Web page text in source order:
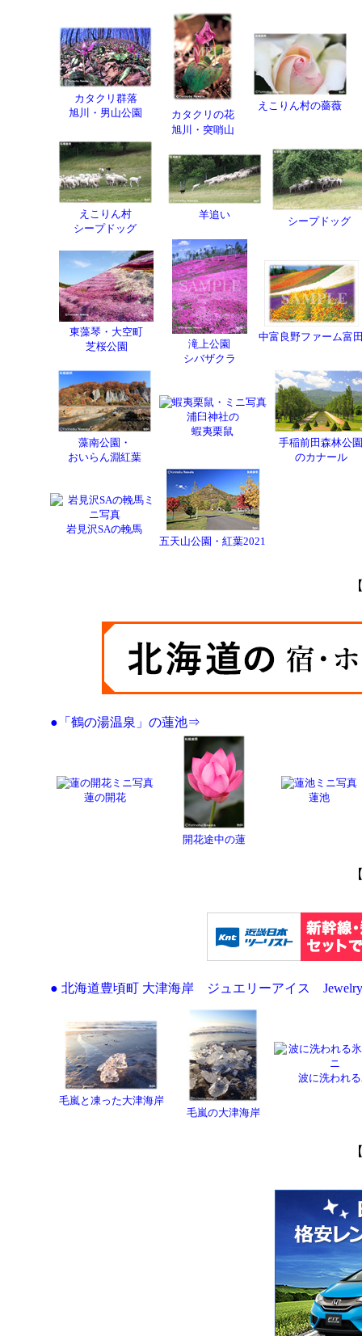
カタクリ群落
旭川・男山公園
カタクリの花
旭川・突哨山
えこりん村の薔薇
えこりん村
シープドッグ
羊追い
シープドッグ
東藻琴・大空町
芝桜公園
滝上公園
シバザクラ
中富良野ファーム富
藻南公園・
おいらん淵紅葉
浦臼神社の
蝦夷栗鼠
手稲前田森林公園
のカナール
岩見沢SAの輓馬
五天山公園・紅葉2021
●「鶴の湯温泉」の蓮池⇒
蓮の開花
開花途中の蓮
蓮池
● 北海道豊頃町 大津海岸 ジュエリーアイス
毛嵐と凍った大津海岸
毛嵐の大津海岸
波に洗われ